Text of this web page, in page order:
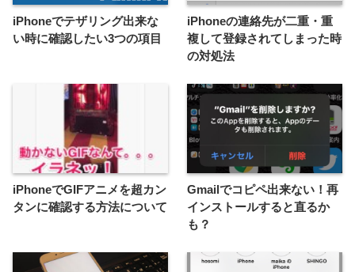
iPhoneでテザリング出来な
い時に確認したい3つの項目
iPhoneの連絡先が二重・重
複して登録されてしまった時
の対処法
iPhoneでGIFアニメを超カン
タンに確認する方法について
Gmailでコピペ出来ない！再
インストールすると直るか
も？